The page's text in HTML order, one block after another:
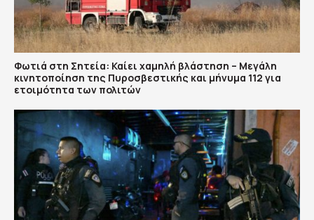
Φωτιά στη Σητεία: Καίει χαμηλή βλάστηση – Μεγάλη
κινητοποίηση της Πυροσβεστικής και μήνυμα 112 για
ετοιμότητα των πολιτών